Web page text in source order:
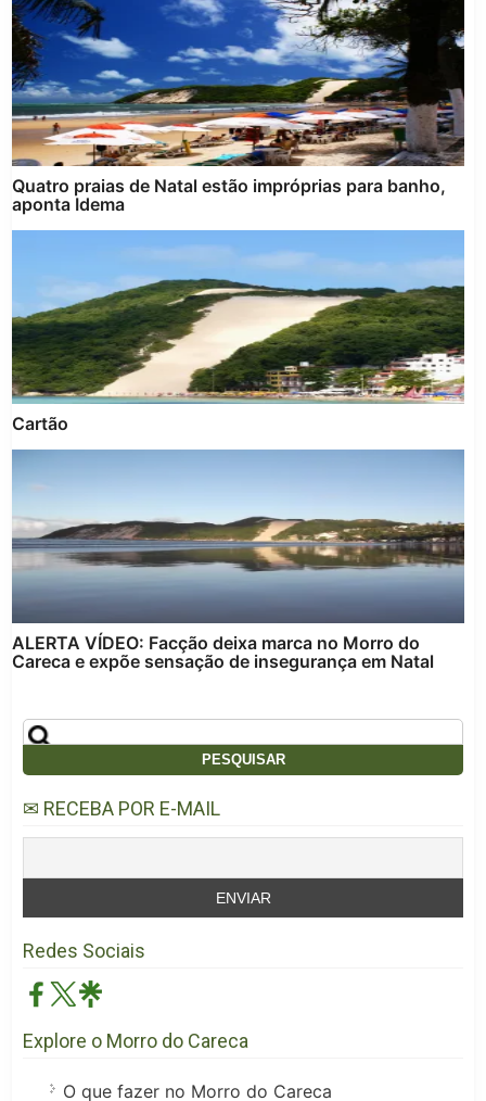
Quatro praias de Natal estão impróprias para banho,
aponta Idema
Cartão
ALERTA VÍDEO: Facção deixa marca no Morro do
Careca e expõe sensação de insegurança em Natal
✉ RECEBA POR E-MAIL
Redes Sociais
Explore o Morro do Careca
O que fazer no Morro do Careca